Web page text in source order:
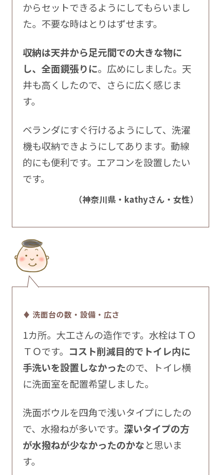
からセットできるようにしてもらいまし
た。不要な時はとりはずせます。
収納は天井から足元間での大きな物に
し、全面鏡張りに。広めにしました。天
井も高くしたので、さらに広く感じま
す。
ベランダにすぐ行けるようにして、洗濯
機も収納できようにしてあります。動線
的にも便利です。エアコンを設置したい
です。
（神奈川県・kathyさん・女性）
♦ 洗面台の数・設備・広さ
1カ所。大工さんの造作です。水栓はＴＯ
ＴＯです。 コスト削減目的でトイレ内に
手洗いを設置しなかったので、トイレ横
に洗面室を配置希望しました。
洗面ボウルを四角で浅いタイプにしたの
で、水撥ねが多いです。 深いタイプの方
が水撥ねが少なかったのかなと思いま
す。